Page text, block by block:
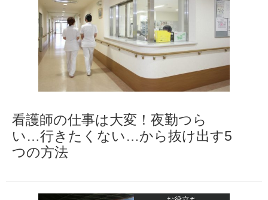
看護師の仕事は大変！夜勤つら
い…行きたくない…から抜け出す5
つの方法